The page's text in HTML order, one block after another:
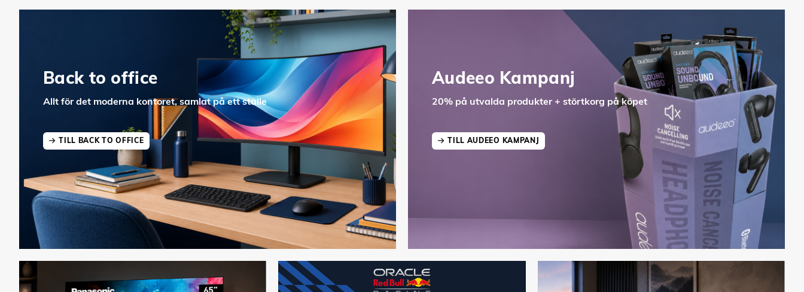
Back to office
Allt för det moderna kontoret, samlat på ett ställe
TILL BACK TO OFFICE
Audeeo Kampanj
20% på utvalda produkter + störtkorg på köpet
TILL AUDEEO KAMPANJ